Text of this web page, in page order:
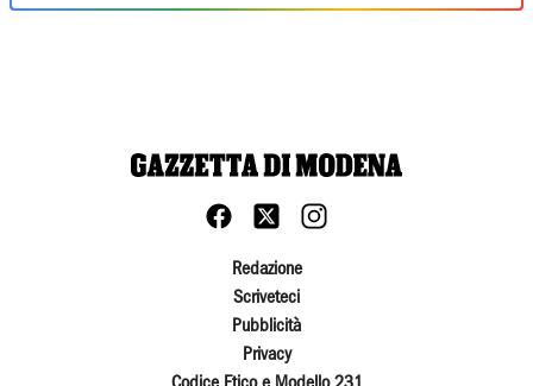
Redazione
Scriveteci
Pubblicità
Privacy